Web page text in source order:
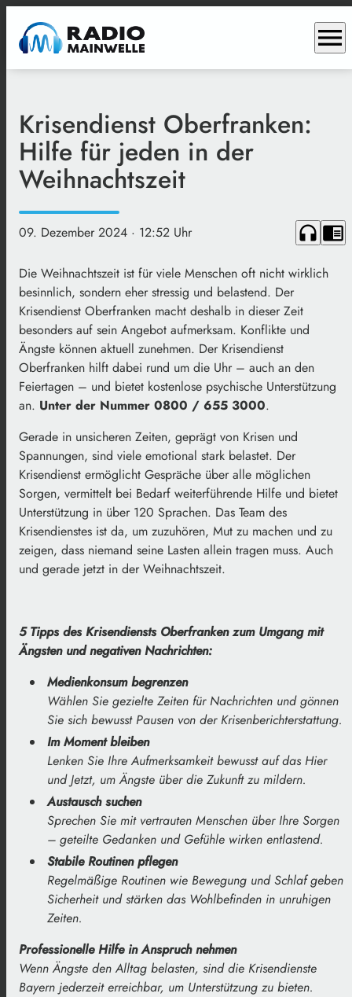
menu
Krisendienst Oberfranken:
Hilfe für jeden in der
Weihnachtszeit
09. Dezember 2024 · 12:52 Uhr headphones chrome_reader_mode
Die Weihnachtszeit ist für viele Menschen oft nicht wirklich
besinnlich, sondern eher stressig und belastend. Der
Krisendienst Oberfranken macht deshalb in dieser Zeit
besonders auf sein Angebot aufmerksam. Konflikte und
Ängste können aktuell zunehmen. Der Krisendienst
Oberfranken hilft dabei rund um die Uhr – auch an den
Feiertagen – und bietet kostenlose psychische Unterstützung
an. Unter der Nummer 0800 / 655 3000.
Gerade in unsicheren Zeiten, geprägt von Krisen und
Spannungen, sind viele emotional stark belastet. Der
Krisendienst ermöglicht Gespräche über alle möglichen
Sorgen, vermittelt bei Bedarf weiterführende Hilfe und bietet
Unterstützung in über 120 Sprachen. Das Team des
Krisendienstes ist da, um zuzuhören, Mut zu machen und zu
zeigen, dass niemand seine Lasten allein tragen muss. Auch
und gerade jetzt in der Weihnachtszeit.
5 Tipps des Krisendiensts Oberfranken zum Umgang mit
Ängsten und negativen Nachrichten:
Medienkonsum begrenzen
Wählen Sie gezielte Zeiten für Nachrichten und gönnen
Sie sich bewusst Pausen von der Krisenberichterstattung.
Im Moment bleiben
Lenken Sie Ihre Aufmerksamkeit bewusst auf das Hier
und Jetzt, um Ängste über die Zukunft zu mildern.
Austausch suchen
Sprechen Sie mit vertrauten Menschen über Ihre Sorgen
– geteilte Gedanken und Gefühle wirken entlastend.
Stabile Routinen pflegen
Regelmäßige Routinen wie Bewegung und Schlaf geben
Sicherheit und stärken das Wohlbefinden in unruhigen
Zeiten.
Professionelle Hilfe in Anspruch nehmen
Wenn Ängste den Alltag belasten, sind die Krisendienste
Bayern jederzeit erreichbar, um Unterstützung zu bieten.